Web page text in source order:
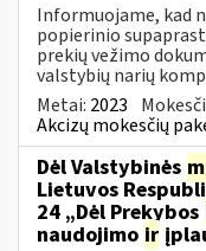
Informuojame, kad
popierinio
prekių vežimo
valstybių narių
Metai: 2023
Akcizų mokesčių
Dėl Valstybinės
Lietuvos
24 „Dėl Prekybos
naudojimo ir